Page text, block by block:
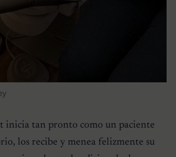
inicia tan pronto como un paciente
los recibe y menea felizmente su